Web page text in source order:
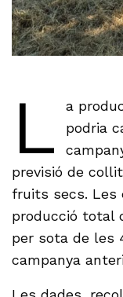
L
a
podria
previsió de
fruits secs. Les
producció total
per sota de les
campanya